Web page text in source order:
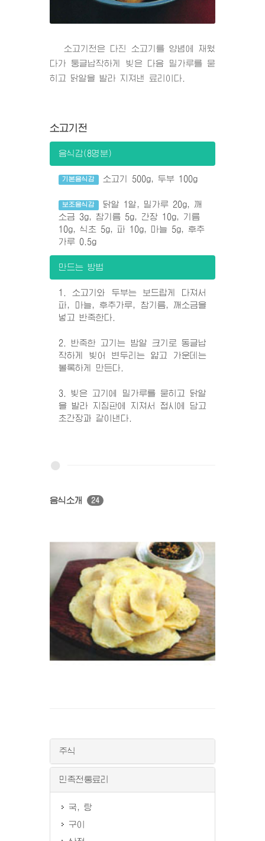
소고기전은 다진 소고기를 양념에 재웠
다가 둥글납작하게 빚은 다음 밀가루를 묻
히고 닭알을 발라 지져낸 료리이다.
소고기전
음식감(8명분)
기본음식감 소고기 500g, 두부 100g
보조음식감
닭알 1알, 밀가루 20g, 깨
소금 3g, 참기름 5g, 간장 10g, 기름
10g, 식초 5g, 파 10g, 마늘 5g, 후추
가루 0.5g
만드는 방법
1. 소고기와 두부는 보드랍게 다져서
파, 마늘, 후추가루, 참기름, 깨소금을
넣고 반죽한다.
2. 반죽한 고기는 밤알 크기로 동글납
작하게 빚어 변두리는 얇고 가운데는
볼록하게 만든다.
3. 빚은 고기에 밀가루를 묻히고 닭알
을 발라 지짐판에 지져서 접시에 담고
초간장과 같이낸다.
음식소개 24
주식
민족전통료리
국, 탕
구이